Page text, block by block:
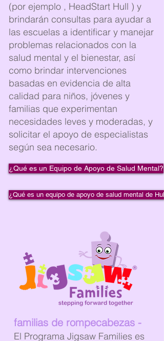
(por ejemplo , HeadStart Hull ) y
brindarán consultas para ayudar a
las escuelas a identificar y manejar
problemas relacionados con la
salud mental y el bienestar, así
como brindar intervenciones
basadas en evidencia de alta
calidad para niños, jóvenes y
familias que experimentan
necesidades leves y moderadas, y
solicitar el apoyo de especialistas
según sea necesario.
¿Qué es un Equipo de Apoyo de Salud Mental?
¿Qué es un equipo de apoyo de salud mental de
familias de rompecabezas -
El Programa Jigsaw Families es